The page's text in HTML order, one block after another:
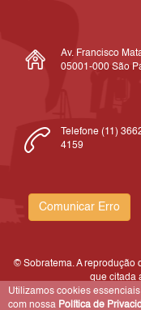
Av. Francisco
05001-000 São
Telefone (11)
4159
Comunicar Erro
© Sobratema. A reprodução
que citada
Utilizamos cookies
com nossa Política de